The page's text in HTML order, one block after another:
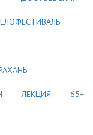
ЛЕКЦИЯ 65+